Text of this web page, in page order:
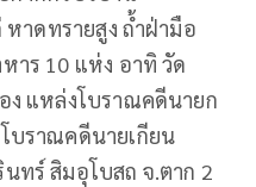
าดทรายสูง ถ้ำฝ่ามือ
าร 10 แห่ง อาทิ วัด
ง แหล่งโบราณคดีนายก
บราณคดีนายเกียน
ทร์ สิมอุโบสถ จ.ตาก 2